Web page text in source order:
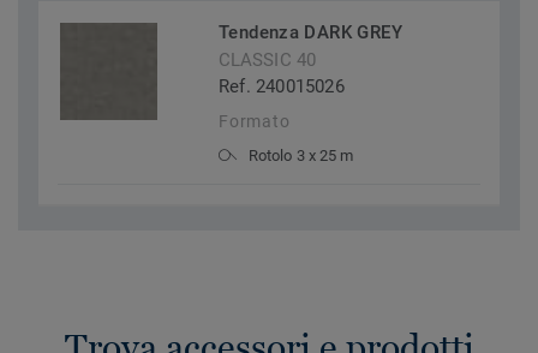
Tendenza DARK GREY
CLASSIC 40
Ref. 240015026
Formato
Rotolo 3 x 25 m